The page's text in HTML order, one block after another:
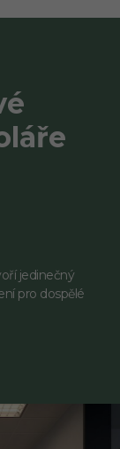
jedinečný
pro dospělé